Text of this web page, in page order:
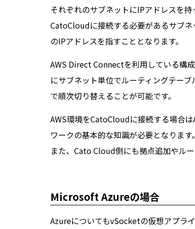
それぞれのサブネットにIPアドレスを持
CatoCloudに接続する必要があるサブ
のIPアドレスを指すこととなります。
AWS Direct Connectを利用している構
にサブネット単位でルーティングテー
で順次切り替えることが可能です。
AWS環境をCatoCloudに接続する場合
ワークの基本的な知識が必要となります。
また、Cato Cloud側にも拠点追加やル
Microsoft Azureの場合
AzureについてもvSocketの仮想アプラ